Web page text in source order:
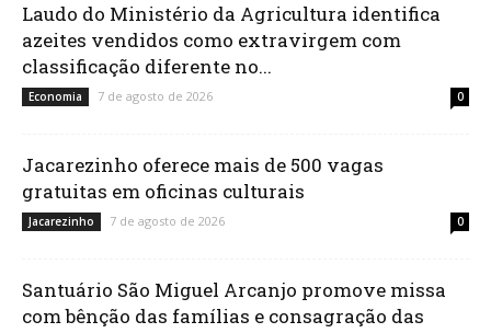
Laudo do Ministério da Agricultura identifica
azeites vendidos como extravirgem com
classificação diferente no...
Economia 7 de agosto de 2026 0
Jacarezinho oferece mais de 500 vagas
gratuitas em oficinas culturais
Jacarezinho 7 de agosto de 2026 0
Santuário São Miguel Arcanjo promove missa
com bênção das famílias e consagração das